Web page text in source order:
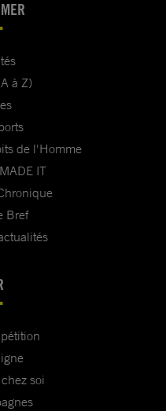
à Z)
de l'Homme
IT
Bref
soi